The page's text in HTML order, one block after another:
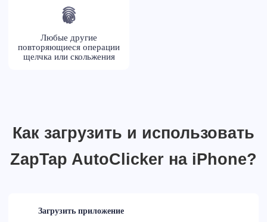
Любые другие
повторяющиеся операции
щелчка или скольжения
Как загрузить и использовать
ZapTap AutoClicker на iPhone?
Загрузить приложение